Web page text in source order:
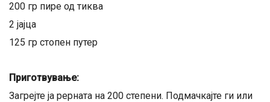
200 гр пире од тиква
2 јајца
125 гр стопен путер
Приготвување:
Загрејте ја рерната на 200 степени. Подмачкајте ги или